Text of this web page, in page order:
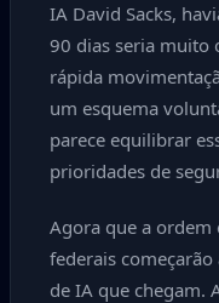
IA David Sacks,
90 dias seria muito
rápida
um esquema
parece equilibrar
prioridades de
Agora que a ordem
federais
de IA que chegam.